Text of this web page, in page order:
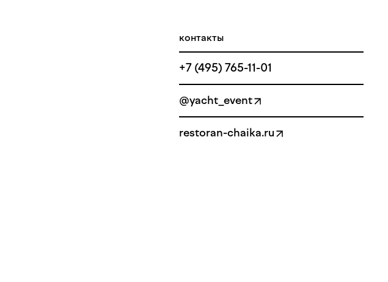
контакты
+7 (495) 765-11-01
@yacht_event
restoran-chaika.ru